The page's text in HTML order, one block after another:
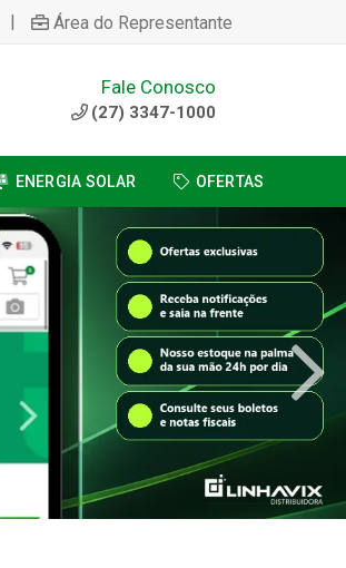
| Área do Representante
Fale Conosco
(27) 3347-1000
ENERGIA SOLAR OFERTAS